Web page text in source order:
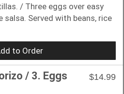
/ Three eggs over easy
Served with beans, rice
to Order
/ 3. Eggs
$14.99